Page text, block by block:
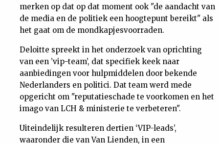
merken op dat op dat moment ook "de aandacht van
de media en de politiek een hoogtepunt bereikt" als
het gaat om de mondkapjesvoorraden.
Deloitte spreekt in het onderzoek van oprichting
van een ’vip-team’, dat specifiek keek naar
aanbiedingen voor hulpmiddelen door bekende
Nederlanders en politici. Dat team werd mede
opgericht om "reputatieschade te voorkomen en het
imago van LCH & ministerie te verbeteren".
Uiteindelijk resulteren dertien ‘VIP-leads’,
waaronder die van Van Lienden, in een